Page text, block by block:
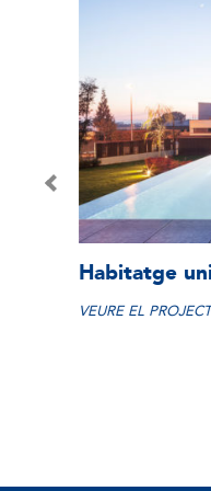
Reforma
VEURE EL